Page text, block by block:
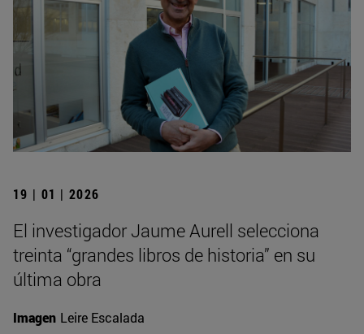
19 | 01 | 2026
El investigador Jaume Aurell selecciona
treinta “grandes libros de historia” en su
última obra
Imagen Leire Escalada